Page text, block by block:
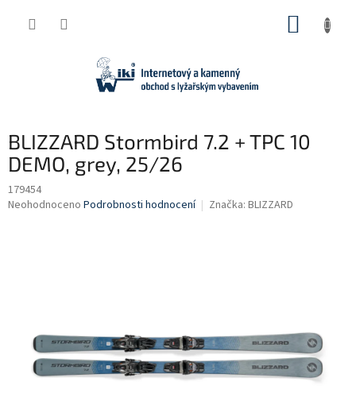
BLIZZARD Stormbird 7.2 + TPC 10
DEMO, grey, 25/26
179454
Průměrné
Neohodnoceno Podrobnosti hodnocení Značka: BLIZZARD